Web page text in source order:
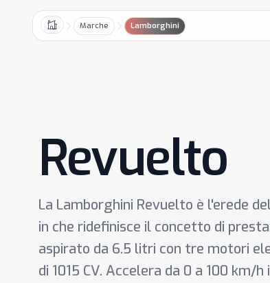
Home Marche Lamborghini
Revuelto
La Lamborghini Revuelto è l'erede
in che ridefinisce il concetto di
aspirato da 6.5 litri con tre motori
di 1015 CV. Accelera da 0 a 100 km/